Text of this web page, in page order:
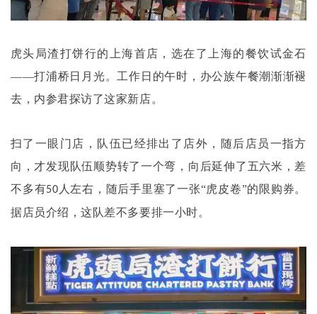
虎头局渣打饼行的上海首店，选在了上海的餐饮试金石
——打浦桥日月光。工作日的午时，办公族午餐潮渐渐褪
去，内参君探访了这家新店。
扫了一眼门店，队伍已经排出了店外，随后店员一指方
向，才发现队伍顺势转了一个弯，向后延伸了五六米，差
不多有50人左右，随后手里塞了一张“虎皮卷”的限购券。
据店员介绍，这队差不多要排一小时。